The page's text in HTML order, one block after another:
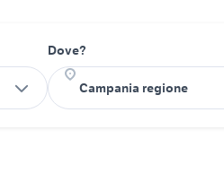
Dove?